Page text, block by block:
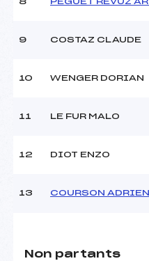
8 PEGUET REVUZ
9 COSTAZ CLAUDE
10 WENGER DORIAN
11 LE FUR MALO
12 DIOT ENZO
13 COURSON ADRIEN
Non partants